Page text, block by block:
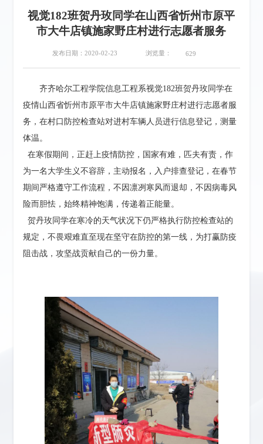
视觉182班贺丹玫同学在山西省忻州市原平
市大牛店镇施家野庄村进行志愿者服务
发布日期：2020-02-23 浏览量： 629
齐齐哈尔工程学院信息工程系视觉182班贺丹玫同学在
疫情山西省忻州市原平市大牛店镇施家野庄村进行志愿者服
务 ，在村口防控检查站对进村车辆人员进行信息登记，测量
体温。
在寒假期间，正赶上疫情防控，国家有难，匹夫有责，作
为一名大学生义不容辞，主动报名，入户排查登记，在春节
期间严格遵守工作流程，不因凛冽寒风而退却，不因病毒风
险而胆怯，始终精神饱满，传递着正能量。
贺丹玫同学在寒冷的天气状况下仍严格执行防控检查站的
规定，不畏艰难直至现在坚守在防控的第一线 ， 为打赢防疫
阻击战，攻坚战贡献自己的一份力量。